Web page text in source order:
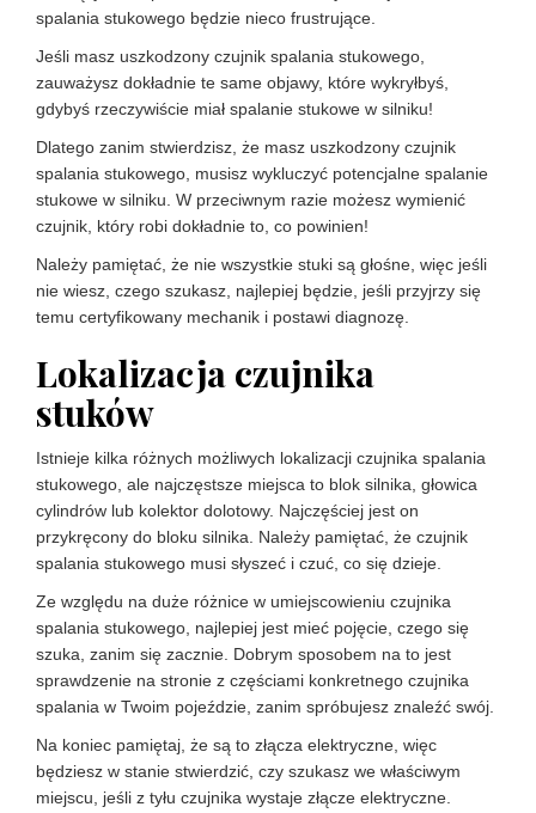
spalania stukowego będzie nieco frustrujące.
Jeśli masz uszkodzony czujnik spalania stukowego,
zauważysz dokładnie te same objawy, które wykryłbyś,
gdybyś rzeczywiście miał spalanie stukowe w silniku!
Dlatego zanim stwierdzisz, że masz uszkodzony czujnik
spalania stukowego, musisz wykluczyć potencjalne spalanie
stukowe w silniku. W przeciwnym razie możesz wymienić
czujnik, który robi dokładnie to, co powinien!
Należy pamiętać, że nie wszystkie stuki są głośne, więc jeśli
nie wiesz, czego szukasz, najlepiej będzie, jeśli przyjrzy się
temu certyfikowany mechanik i postawi diagnozę.
Lokalizacja czujnika
stuków
Istnieje kilka różnych możliwych lokalizacji czujnika spalania
stukowego, ale najczęstsze miejsca to blok silnika, głowica
cylindrów lub kolektor dolotowy. Najczęściej jest on
przykręcony do bloku silnika. Należy pamiętać, że czujnik
spalania stukowego musi słyszeć i czuć, co się dzieje.
Ze względu na duże różnice w umiejscowieniu czujnika
spalania stukowego, najlepiej jest mieć pojęcie, czego się
szuka, zanim się zacznie. Dobrym sposobem na to jest
sprawdzenie na stronie z częściami konkretnego czujnika
spalania w Twoim pojeździe, zanim spróbujesz znaleźć swój.
Na koniec pamiętaj, że są to złącza elektryczne, więc
będziesz w stanie stwierdzić, czy szukasz we właściwym
miejscu, jeśli z tyłu czujnika wystaje złącze elektryczne.